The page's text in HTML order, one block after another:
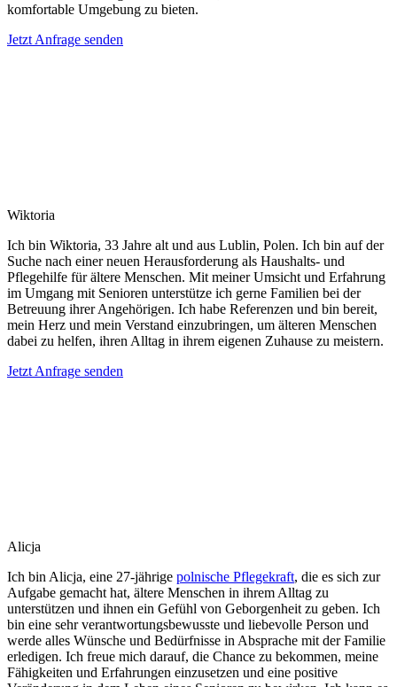
komfortable Umgebung zu bieten.
Jetzt Anfrage senden
Wiktoria
Ich bin Wiktoria, 33 Jahre alt und aus Lublin, Polen. Ich bin auf der
Suche nach einer neuen Herausforderung als Haushalts- und
Pflegehilfe für ältere Menschen. Mit meiner Umsicht und Erfahrung
im Umgang mit Senioren unterstütze ich gerne Familien bei der
Betreuung ihrer Angehörigen. Ich habe Referenzen und bin bereit,
mein Herz und mein Verstand einzubringen, um älteren Menschen
dabei zu helfen, ihren Alltag in ihrem eigenen Zuhause zu meistern.
Jetzt Anfrage senden
Alicja
Ich bin Alicja, eine 27-jährige polnische Pflegekraft, die es sich zur
Aufgabe gemacht hat, ältere Menschen in ihrem Alltag zu
unterstützen und ihnen ein Gefühl von Geborgenheit zu geben. Ich
bin eine sehr verantwortungsbewusste und liebevolle Person und
werde alles Wünsche und Bedürfnisse in Absprache mit der Familie
erledigen. Ich freue mich darauf, die Chance zu bekommen, meine
Fähigkeiten und Erfahrungen einzusetzen und eine positive